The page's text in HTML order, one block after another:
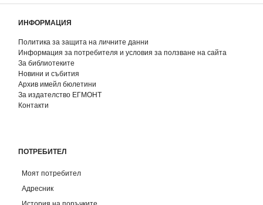
ИНФОРМАЦИЯ
Политика за защита на личните данни
Информация за потребителя и условия за ползване на сайта
За библиотеките
Новини и събития
Архив имейл бюлетини
За издателство ЕГМОНТ
Контакти
ПОТРЕБИТЕЛ
Моят потребител
Адресник